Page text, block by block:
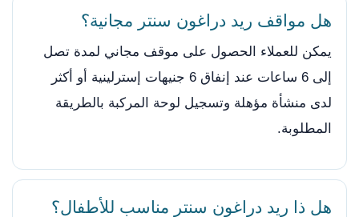
هل مواقف ريد دراغون سنتر مجانية؟
يمكن للعملاء الحصول على موقف مجاني لمدة تصل
إلى 6 ساعات عند إنفاق 6 جنيهات إسترلينية أو أكثر
لدى منشأة مؤهلة وتسجيل لوحة المركبة بالطريقة
المطلوبة.
هل ذا ريد دراغون سنتر مناسب للأطفال؟